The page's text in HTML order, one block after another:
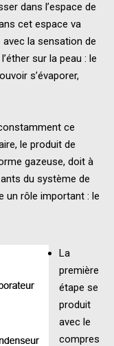
dans l’espace de
cet espace va
la sensation de
sur la peau : le
s’évaporer,
ce
le produit de
gazeuse, doit à
du système de
un rôle important : le
La
première
étape se
produit
avec le
compres